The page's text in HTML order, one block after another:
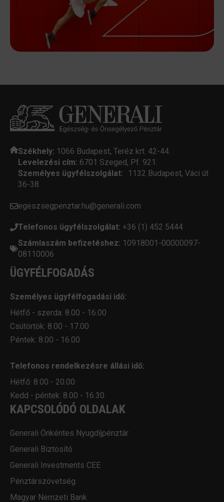
Székhely: 1066 Budapest, Teréz krt. 42-44.
Levelezési cím: 6701 Szeged, Pf. 921.
Személyes ügyfélszolgálat: 1132 Budapest, Váci út
36-38.
egeszsegpenztar.hu@generali.com
Telefonos ügyfélszolgálat: +36 (1) 452 5444
Számlaszám befizetéshez: 10918001-00000097-
08110006
ÜGYFÉLFOGADÁS
Személyes ügyfélfogadási idő:
Hétfő - szerda: 8.00 - 16.00
Csütörtök: 8.00 - 17.00
Péntek: 8.00 - 16.00
Telefonos rendelkezésre állási idő:
Hétfő: 8.00 - 20.00
Kedd - péntek: 8.00 - 16.30
KAPCSOLÓDÓ OLDALAK
Generali Önkéntes Nyugdíjpénztár
Generali Biztosító
Generali Investments CEE
Pénztárszövetség
Magyar Nemzeti Bank